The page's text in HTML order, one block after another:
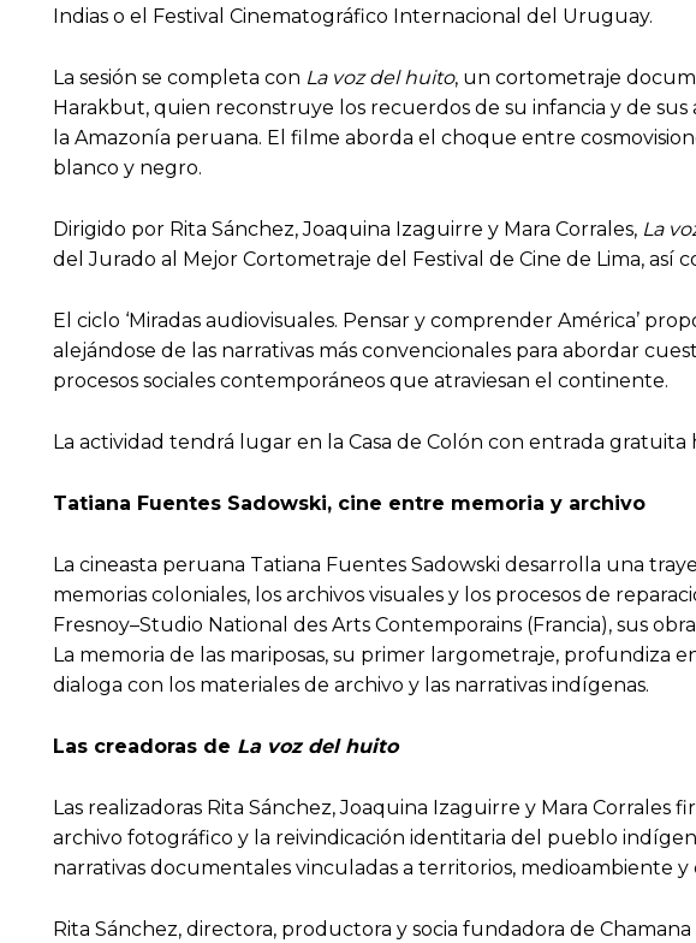
Indias o el Festival Cinematográfico Internacional del Uruguay.
La sesión se completa con La voz del huito, un cortometraje
Harakbut, quien reconstruye los recuerdos de su infancia y de
la Amazonía peruana. El filme aborda el choque entre
blanco y negro.
Dirigido por Rita Sánchez, Joaquina Izaguirre y Mara Corrales, La
del Jurado al Mejor Cortometraje del Festival de Cine de Lima, así
El ciclo ‘Miradas audiovisuales. Pensar y comprender América’
alejándose de las narrativas más convencionales para abordar
procesos sociales contemporáneos que atraviesan el continente.
La actividad tendrá lugar en la Casa de Colón con entrada gratuita
Tatiana Fuentes Sadowski, cine entre memoria y archivo
La cineasta peruana Tatiana Fuentes Sadowski desarrolla una
memorias coloniales, los archivos visuales y los procesos de
Fresnoy–Studio National des Arts Contemporains (Francia), sus
La memoria de las mariposas, su primer largometraje, profundiza
dialoga con los materiales de archivo y las narrativas indígenas.
Las creadoras de La voz del huito
Las realizadoras Rita Sánchez, Joaquina Izaguirre y Mara
archivo fotográfico y la reivindicación identitaria del pueblo
narrativas documentales vinculadas a territorios, medioambiente y
Rita Sánchez, directora, productora y socia fundadora de